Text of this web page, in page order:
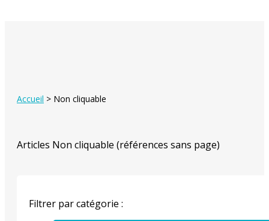
Accueil > Non cliquable
Articles Non cliquable (références sans page)
Filtrer par catégorie :